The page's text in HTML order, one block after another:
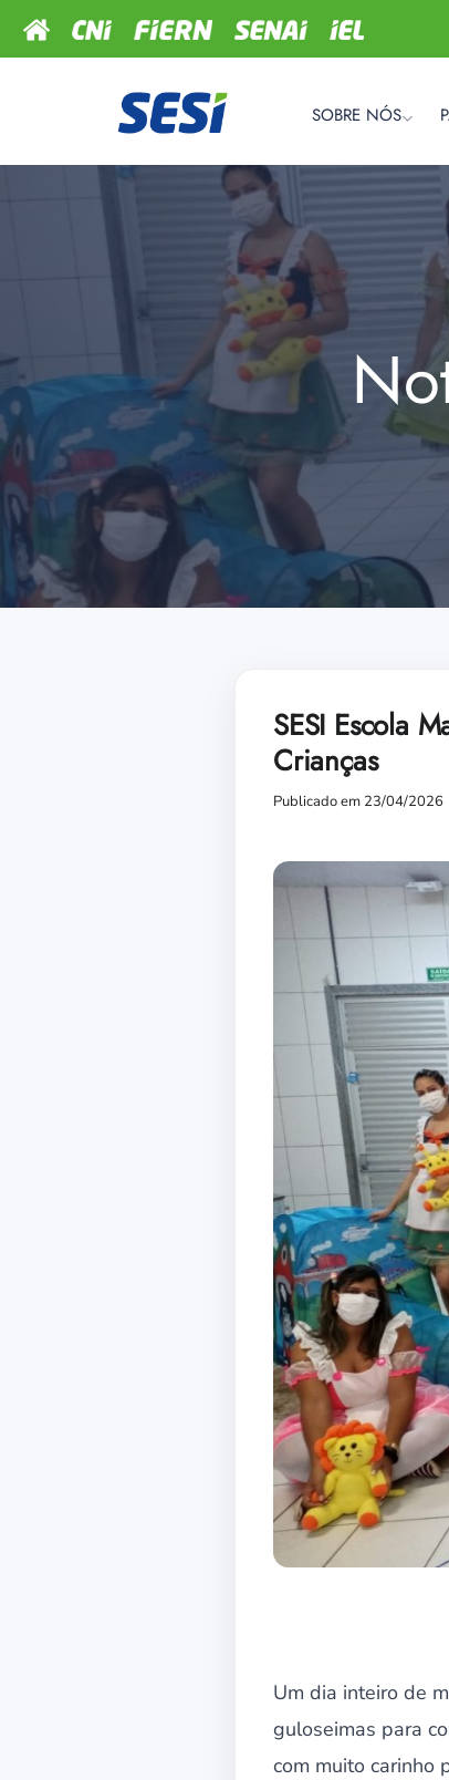
SOBRE NÓS
SESI Escola
Crianças
Publicado em 23/04/2026
Um dia inteiro de
guloseimas para
com muito carinho